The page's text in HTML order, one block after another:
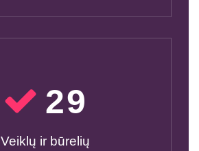
30
Veiklų ir būrelių